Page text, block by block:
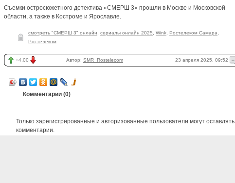
Съемки остросюжетного детектива «СМЕРШ 3» прошли в Москве и Московской
области, а также в Костроме и Ярославле.
смотреть "СМЕРШ 3" онлайн сериалы онлайн 2025 Wink Ростелеком Самара
Ростелеком
+4.00 Автор: SMR_Rostelecom 23 апреля 2025, 09:52
Комментарии (0)
Только зарегистрированные и авторизованные пользователи могут оставлять
комментарии.